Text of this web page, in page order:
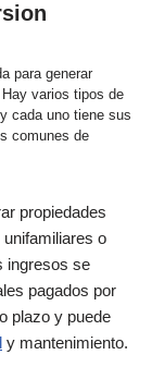
para generar
varios tipos de
cada uno tiene sus
comunes de
propiedades
o
ingresos se
pagados por
plazo y puede
y mantenimiento.